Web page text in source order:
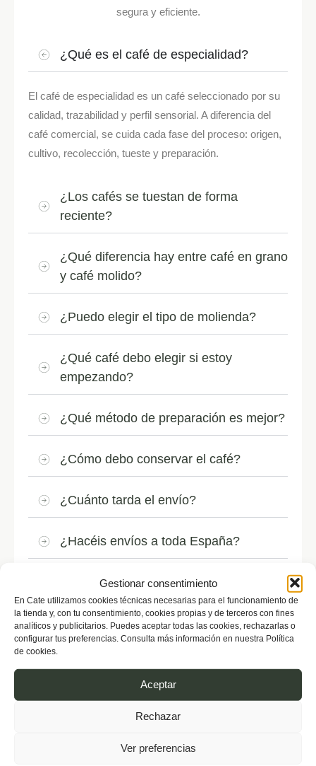
Gestionar consentimiento
En Cate utilizamos cookies técnicas necesarias para el funcionamiento de
la tienda y, con tu consentimiento, cookies propias y de terceros con fines
analíticos y publicitarios. Puedes aceptar todas las cookies, rechazarlas o
configurar tus preferencias. Consulta más información en nuestra Política
de cookies.
Aceptar
Rechazar
Ver preferencias
segura y eficiente.
¿Qué es el café de especialidad?
El café de especialidad es un café seleccionado por su
calidad, trazabilidad y perfil sensorial. A diferencia del
café comercial, se cuida cada fase del proceso: origen,
cultivo, recolección, tueste y preparación.
¿Los cafés se tuestan de forma
reciente?
¿Qué diferencia hay entre café en grano
y café molido?
¿Puedo elegir el tipo de molienda?
¿Qué café debo elegir si estoy
empezando?
¿Qué método de preparación es mejor?
¿Cómo debo conservar el café?
¿Cuánto tarda el envío?
¿Hacéis envíos a toda España?
También te podría gustar